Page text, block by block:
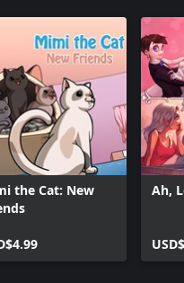
the Cat: New
Ah,